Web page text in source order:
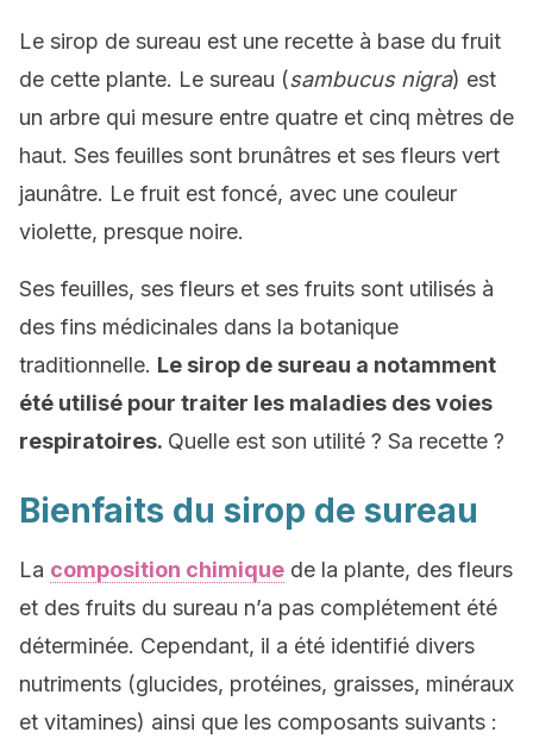
Le sirop de sureau est une recette à base du fruit
de cette plante. Le sureau (sambucus nigra) est
un arbre qui mesure entre quatre et cinq mètres de
haut. Ses feuilles sont brunâtres et ses fleurs vert
jaunâtre. Le fruit est foncé, avec une couleur
violette, presque noire.
Ses feuilles, ses fleurs et ses fruits sont utilisés à
des fins médicinales dans la botanique
traditionnelle. Le sirop de sureau a notamment
été utilisé pour traiter les maladies des voies
respiratoires. Quelle est son utilité ? Sa recette ?
Bienfaits du sirop de sureau
La composition chimique de la plante, des fleurs
et des fruits du sureau n’a pas complétement été
déterminée. Cependant, il a été identifié divers
nutriments (glucides, protéines, graisses, minéraux
et vitamines) ainsi que les composants suivants :